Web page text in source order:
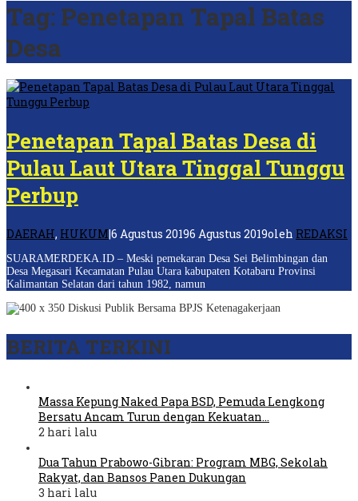
Tag: Penetapan Tapal Batas
Desa
Penetapan Tapal Batas Desa di
Pulau Laut Utara Tinggal Tunggu
Perbup
DAERAH, HUKUM|6 Agustus 20196 Agustus 2019oleh REDAKSI
SUARAMERDEKA.ID – Meski pemekaran Desa Sei Belimbingan dan
Desa Megasari Kecamatan Pulau Utara kabupaten Kotabaru Provinsi
Kalimantan Selatan dari tahun 1982, namun
BERITA TERKINI
Massa Kepung Naked Papa BSD, Pemuda Lengkong
Bersatu Ancam Turun dengan Kekuatan…
2 hari lalu
Dua Tahun Prabowo-Gibran: Program MBG, Sekolah
Rakyat, dan Bansos Panen Dukungan
3 hari lalu